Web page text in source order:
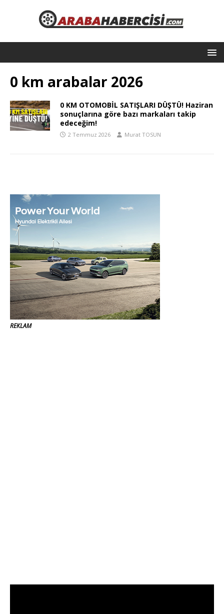
0 km arabalar 2026
0 KM OTOMOBİL SATIŞLARI DÜŞTÜ! Haziran
sonuçlarına göre bazı markaları takip
edeceğim!
2 Temmuz 2026 Murat TOSUN
REKLAM